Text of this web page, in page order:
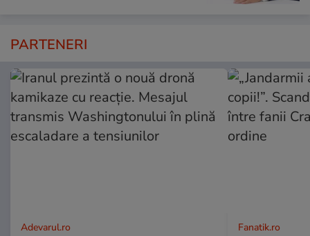
PARTENERI
Adevarul.ro Fanatik.ro